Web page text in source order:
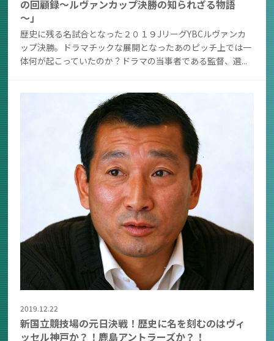
の回顧録～ルヴァンカップ決勝の知られざる物語
～」
歴史に残る名試合となった２０１９JリーグYBCルヴァンカ
ップ決勝。ドラマチックな展開となったあのピッチ上では一
体何が起こっていたのか？ドラマの当事者である監督、選...
2019.12.22
新国立競技場の元日決戦！歴史に名を刻むのはヴィ
ッセル神戸か？！鹿島アントラーズか？！